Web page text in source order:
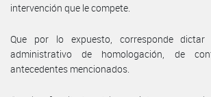
intervención que le compete.
Que por lo expuesto, corresponde
administrativo de homologación, de
antecedentes mencionados.